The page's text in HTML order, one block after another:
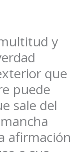
y
que
puede
sale del
afirmación